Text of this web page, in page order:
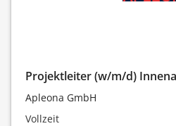
Projektleiter (w/m/d)
Apleona GmbH
Vollzeit